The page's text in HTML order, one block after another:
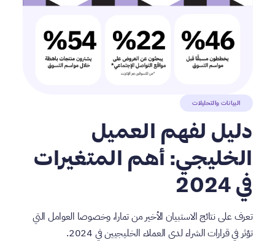
البيانات والتحليلات
دليل لفهم العميل
الخليجي: أهم المتغيرات
في 2024
تعرف على نتائج الاستبيان الأخير من تمارا، وخصوصا العوامل التي
تؤثر في قرارات الشراء لدى العملاء الخليجيين في 2024.